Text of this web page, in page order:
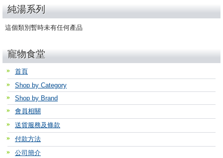
純湯系列
這個類別暫時未有任何產品
寵物食堂
首頁
Shop by Category
Shop by Brand
會員相關
送貨服務及條款
付款方法
公司簡介